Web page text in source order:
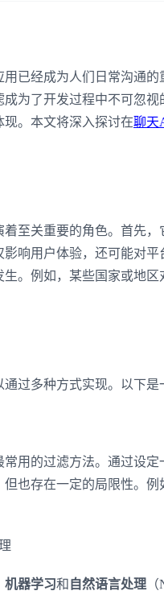
已经成为人们日常沟通
为了开发过程中不可忽
。本文将深入探讨在聊天
至关重要的角色。首先
影响用户体验，还可能对
。例如，某些国家或地
过多种方式实现。以下是
常用的过滤方法。通过设
也存在一定的局限性。
机器学习和 自然语言处理